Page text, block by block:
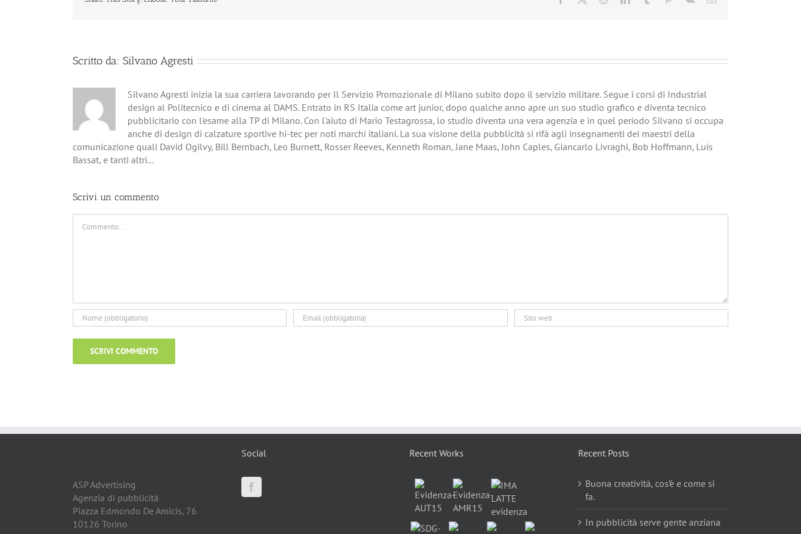
Scritto da: Silvano Agresti
Silvano Agresti inizia la sua carriera lavorando per Il Servizio Promozionale di Milano subito dopo il servizio militare. Segue i corsi di Industrial
design al Politecnico e di cinema al DAMS. Entrato in RS Italia come art junior, dopo qualche anno apre un suo studio grafico e diventa tecnico
pubblicitario con l'esame alla TP di Milano. Con l'aiuto di Mario Testagrossa, lo studio diventa una vera agenzia e in quel periodo Silvano si occupa
anche di design di calzature sportive hi-tec per noti marchi italiani. La sua visione della pubblicità si rifà agli insegnamenti dei maestri della
comunicazione quali David Ogilvy, Bill Bernbach, Leo Burnett, Rosser Reeves, Kenneth Roman, Jane Maas, John Caples, Giancarlo Livraghi, Bob Hoffmann, Luis
Bassat, e tanti altri...
Scrivi un commento
ASP Advertising
Agenzia di pubblicità
Piazza Edmondo De Amicis, 76
10126 Torino
Social Recent Works Recent Posts
Buona creatività, cos’è e come si
fa.
In pubblicità serve gente anziana